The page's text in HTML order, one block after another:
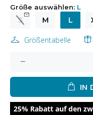
Größe auswählen: L
S M L
Größentabelle
IN
25% Rabatt auf den